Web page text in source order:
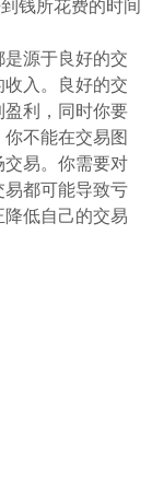
钱所花费的时间
源于良好的交
入。良好的交
利，同时你要
不能在交易图
易。你需要对
都可能导致亏
低自己的交易